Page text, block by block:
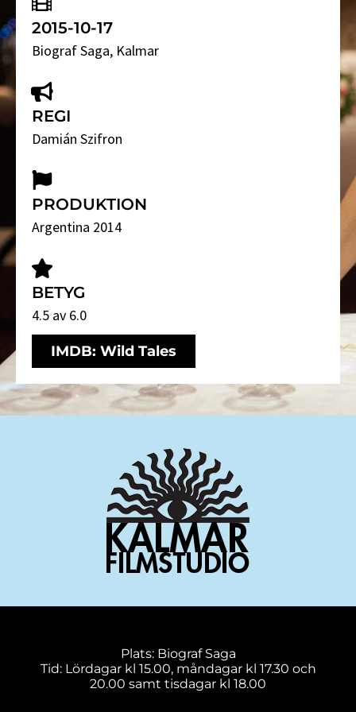
2015-10-17
Biograf Saga, Kalmar
REGI
Damián Szifron
PRODUKTION
Argentina 2014
BETYG
4.5 av 6.0
IMDB: Wild Tales
Plats: Biograf Saga
Tid: Lördagar kl 15.00, måndagar kl 17.30 och
20.00 samt tisdagar kl 18.00